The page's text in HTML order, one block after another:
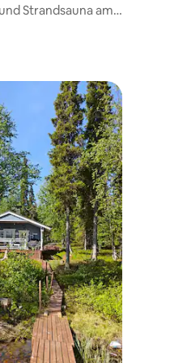
Strandsauna am